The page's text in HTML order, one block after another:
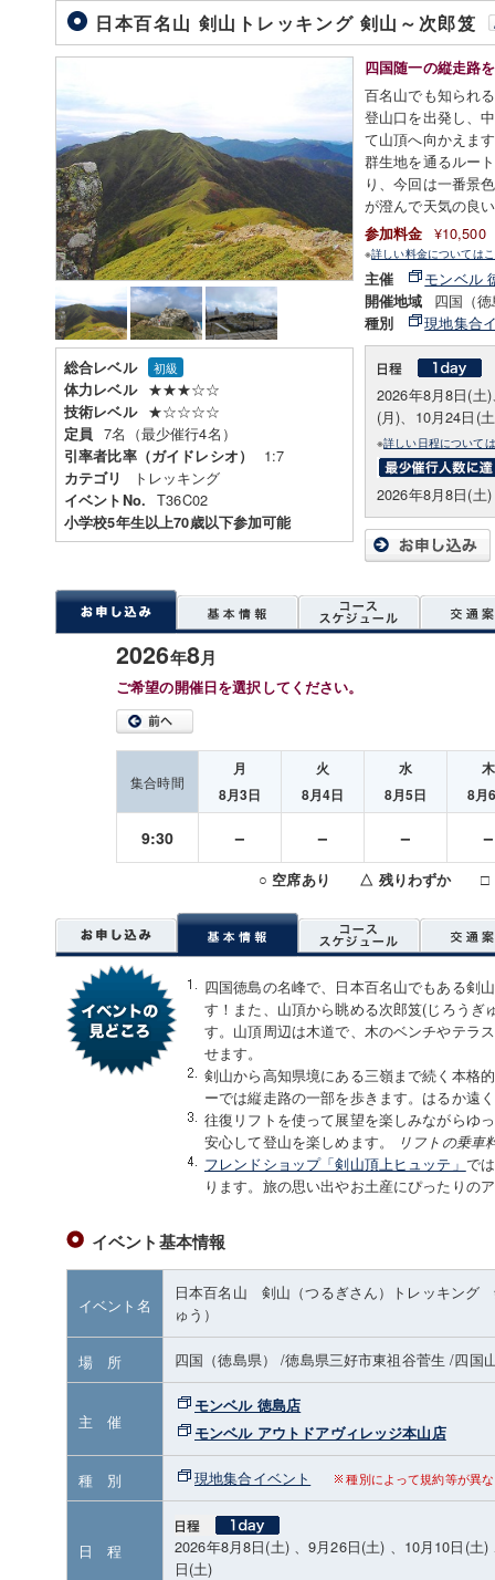
日本百名山 剣山トレッキング 剣山～次郎笈
総合レベル 初級
体力レベル ★★★☆☆
技術レベル ★☆☆☆☆
定員 7名（最少催行4名）
引率者比率（ガイドレシオ） 1:7
カテゴリ トレッキング
イベントNo. T36C02
小学校5年生以上70歳以下参加可能
四国随一の縦走路
百名山でも知られ
登山口を出発し、
て山頂へ向かえま
群生地を通るルー
り、今回は一番景
が澄んで天気の良
参加料金 ¥10,500
※詳しい料金については
主催 モンベル
開催地域 四国（
種別 現地集合
2026年8月8日(土
(月)、10月24日(
※詳しい日程について
2026年8月8日(土)
2026年8月
ご希望の開催日を選択してください。
集合時間
月
8月3日
火
8月4日
水
8月5日
木
8月
9:30 － － －
○ 空席あり △ 残りわずか □
四国徳島の名峰で、日本百名山でもある剣
す！また、山頂から眺める次郎笈(じろうぎ
す。山頂周辺は木道で、木のベンチやテラ
せます。
剣山から高知県境にある三嶺まで続く本格
ーでは縦走路の一部を歩きます。はるか遠
往復リフトを使って展望を楽しみながらゆ
安心して登山を楽しめます。
リフトの乗車
フレンドショップ「剣山頂上ヒュッテ」 で
ります。旅の思い出やお土産にぴったりの
イベント基本情報
イベント名
日本百名山 剣山（つるぎさん）トレッキング
ゅう）
場 所 四国（徳島県） /徳島県三好市東祖谷菅生 /四国
主 催
モンベル 徳島店
モンベル アウトドアヴィレッジ本山店
種 別 現地集合イベント 種別によって規約等が異
日 程
2026年8月8日(土) 、9月26日(土) 、10月10日(土
日(土)